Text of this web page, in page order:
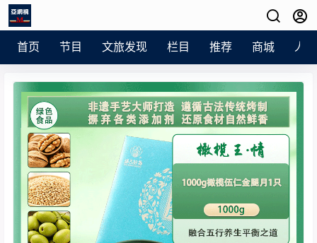
首页 节目 文旅发现 栏目 推荐 商城 人